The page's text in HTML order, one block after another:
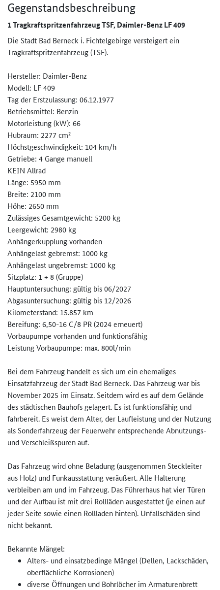
Gegenstandsbeschreibung
1 Tragkraftspritzenfahrzeug TSF, Daimler-Benz LF 409
Die Stadt Bad Berneck i. Fichtelgebirge versteigert ein
Tragkraftspritzenfahrzeug (TSF).
Hersteller: Daimler-Benz
Modell: LF 409
Tag der Erstzulassung: 06.12.1977
Betriebsmittel: Benzin
Motorleistung (kW): 66
Hubraum: 2277 cm²
Höchstgeschwindigkeit: 104 km/h
Getriebe: 4 Gange manuell
KEIN Allrad
Länge: 5950 mm
Breite: 2100 mm
Höhe: 2650 mm
Zulässiges Gesamtgewicht: 5200 kg
Leergewicht: 2980 kg
Anhängerkupplung vorhanden
Anhängelast gebremst: 1000 kg
Anhängelast ungebremst: 1000 kg
Sitzplatz: 1 + 8 (Gruppe)
Hauptuntersuchung: gültig bis 06/2027
Abgasuntersuchung: gültig bis 12/2026
Kilometerstand: 15.857 km
Bereifung: 6,50-16 C/8 PR (2024 erneuert)
Vorbaupumpe vorhanden und funktionsfähig
Leistung Vorbaupumpe: max. 800l/min
Bei dem Fahrzeug handelt es sich um ein ehemaliges
Einsatzfahrzeug der Stadt Bad Berneck. Das Fahrzeug war bis
November 2025 im Einsatz. Seitdem wird es auf dem Gelände
des städtischen Bauhofs gelagert. Es ist funktionsfähig und
fahrbereit. Es weist dem Alter, der Laufleistung und der Nutzung
als Sonderfahrzeug der Feuerwehr entsprechende Abnutzungs-
und Verschleißspuren auf.
Das Fahrzeug wird ohne Beladung (ausgenommen Steckleiter
aus Holz) und Funkausstattung veräußert. Alle Halterung
verbleiben am und im Fahrzeug. Das Führerhaus hat vier Türen
und der Aufbau ist mit drei Rollläden ausgestattet (je einen auf
jeder Seite sowie einen Rollladen hinten). Unfallschäden sind
nicht bekannt.
Bekannte Mängel:
Alters- und einsatzbedinge Mängel (Dellen, Lackschäden,
oberflächliche Korrosionen)
diverse Öffnungen und Bohrlöcher im Armaturenbrett